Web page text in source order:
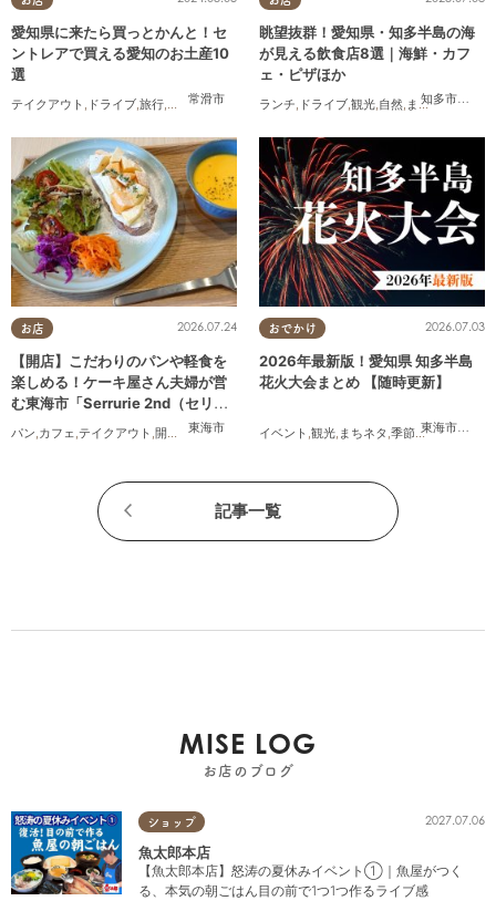
常滑市
愛知県に来たら買っとかんと！セ
ントレアで買える愛知のお土産10
選
テイクアウト , ドライブ,旅行,観光,家族, 知多市常滑
眺望抜群！愛知県・知多半島の海
が見える飲食店8選｜海鮮・カフ
ェ・ピザほか
ランチ, ドライブ,観光,自然, まちネタ 季節
お店
東海市
2026.07.24
【開店】こだわりのパンや軽食を
楽しめる！ケーキ屋さん夫婦が営
む東海市「Serrurie 2nd（セリュ
リエ セカンド）」6/29(月)テスト
オープン
パン,カフェ,テイクアウト ,開店 専門店, まちネタ,親子 ,夫婦,家族,カップル,おひとりさま
おでかけ
東海市大府
2026.07.03
2026年最新版！愛知県 知多半島
花火大会まとめ 【随時更新】
イベント ,観光, まちネタ ,季節ネタ ,まとめ記
記事一覧
MISE LOG
お店のブログ
ショップ 2027.07.06
魚太郎本店
【魚太郎本店】怒涛の夏休みイベント①｜魚屋がつく
る、本気の朝ごはん目の前で1つ1つ作るライブ感